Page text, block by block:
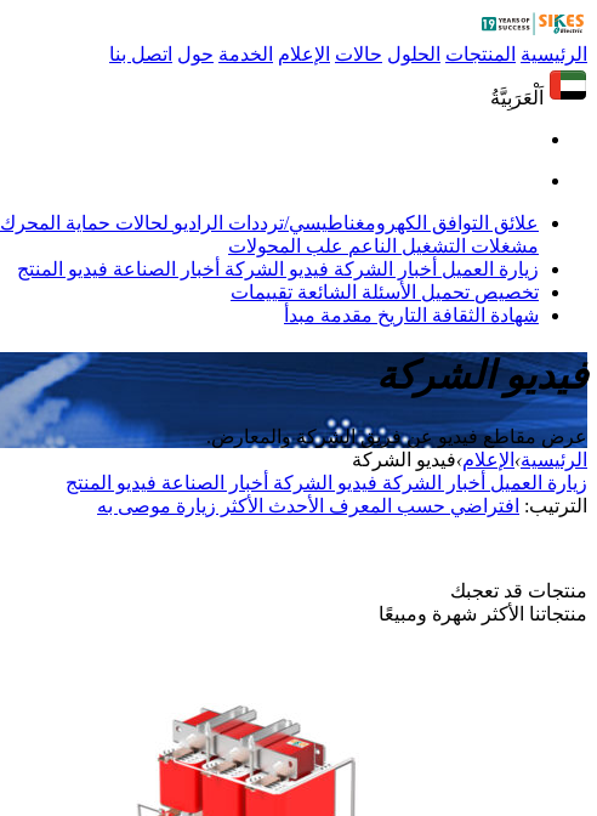
الرئيسية المنتجات الحلول حالات الإعلام الخدمة حول اتصل بنا
اَلْعَرَبِيَّةُ
علائق التوافق الكهرومغناطيسي/ترددات الراديو لحالات حماية المحرك
مشغلات التشغيل الناعم علب المحولات
زيارة العميل أخبار الشركة فيديو الشركة أخبار الصناعة فيديو المنتج
تخصيص تحميل الأسئلة الشائعة تقييمات
شهادة الثقافة التاريخ مقدمة مبدأ
فيديو الشركة
عرض مقاطع فيديو عن فريق الشركة والمعارض.
الرئيسية› الإعلام›فيديو الشركة
زيارة العميل أخبار الشركة فيديو الشركة أخبار الصناعة فيديو المنتج
الترتيب: افتراضي حسب المعرف الأحدث الأكثر زيارة موصى به
منتجات قد تعجبك
منتجاتنا الأكثر شهرة ومبيعًا